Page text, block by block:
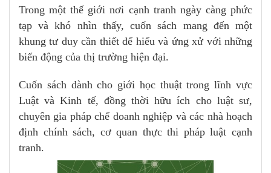
Trong một thế giới nơi cạnh tranh ngày càng phức
tạp và khó nhìn thấy, cuốn sách mang đến một
khung tư duy cần thiết để hiểu và ứng xử với những
biến động của thị trường hiện đại.
Cuốn sách dành cho giới học thuật trong lĩnh vực
Luật và Kinh tế, đồng thời hữu ích cho luật sư,
chuyên gia pháp chế doanh nghiệp và các nhà hoạch
định chính sách, cơ quan thực thi pháp luật cạnh
tranh.